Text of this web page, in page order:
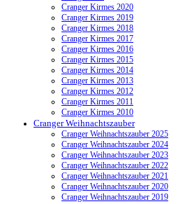
Cranger Kirmes 2020
Cranger Kirmes 2019
Cranger Kirmes 2018
Cranger Kirmes 2017
Cranger Kirmes 2016
Cranger Kirmes 2015
Cranger Kirmes 2014
Cranger Kirmes 2013
Cranger Kirmes 2012
Cranger Kirmes 2011
Cranger Kirmes 2010
Cranger Weihnachtszauber
Cranger Weihnachtszauber 2025
Cranger Weihnachtszauber 2024
Cranger Weihnachtszauber 2023
Cranger Weihnachtszauber 2022
Cranger Weihnachtszauber 2021
Cranger Weihnachtszauber 2020
Cranger Weihnachtszauber 2019